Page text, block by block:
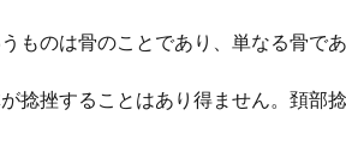
ものは骨のことであり、単なる骨で
捻挫することはあり得ません。頚部